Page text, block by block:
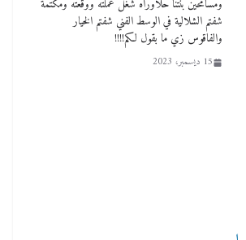
ومسامحين بنتنا حلاوراه شغل عملته ووقعته ومكتمة
شفتم الشلالية في الوسط الفني شفتم الخيار
والفاقوس زي ما بقول لكم!!!!
15 ديسمبر، 2023